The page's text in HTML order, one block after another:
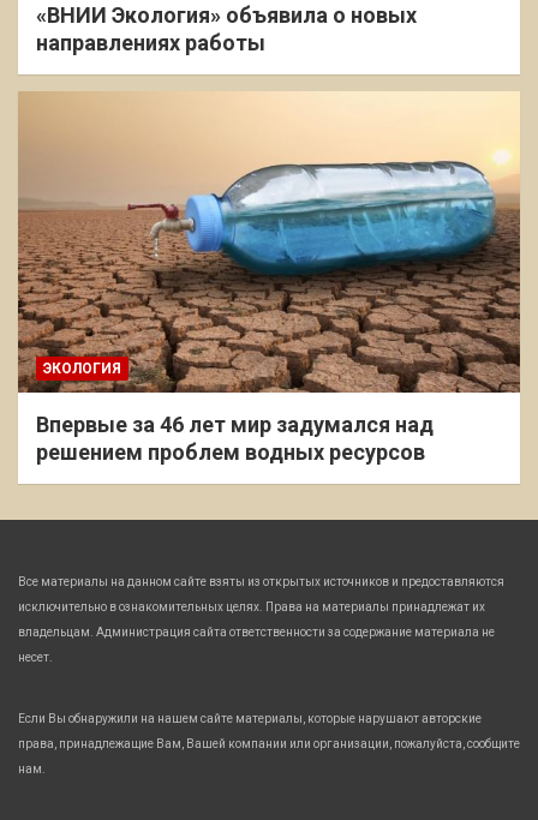
«ВНИИ Экология» объявила о новых
направлениях работы
ЭКОЛОГИЯ
Впервые за 46 лет мир задумался над
решением проблем водных ресурсов
Все материалы на данном сайте взяты из открытых источников и предоставляются
исключительно в ознакомительных целях. Права на материалы принадлежат их
владельцам. Администрация сайта ответственности за содержание материала не
несет.
Если Вы обнаружили на нашем сайте материалы, которые нарушают авторские
права, принадлежащие Вам, Вашей компании или организации, пожалуйста, сообщите
нам.